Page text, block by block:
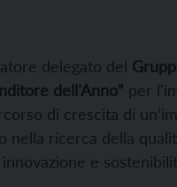
delegato del
dell’Anno” per
di crescita di
nella ricerca della
e